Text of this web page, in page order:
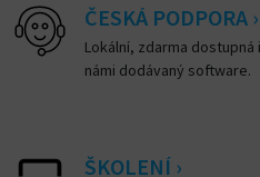
ČESKÁ PODPORA ›
Lokální, zdarma
námi dodávaný software.
ŠKOLENÍ ›